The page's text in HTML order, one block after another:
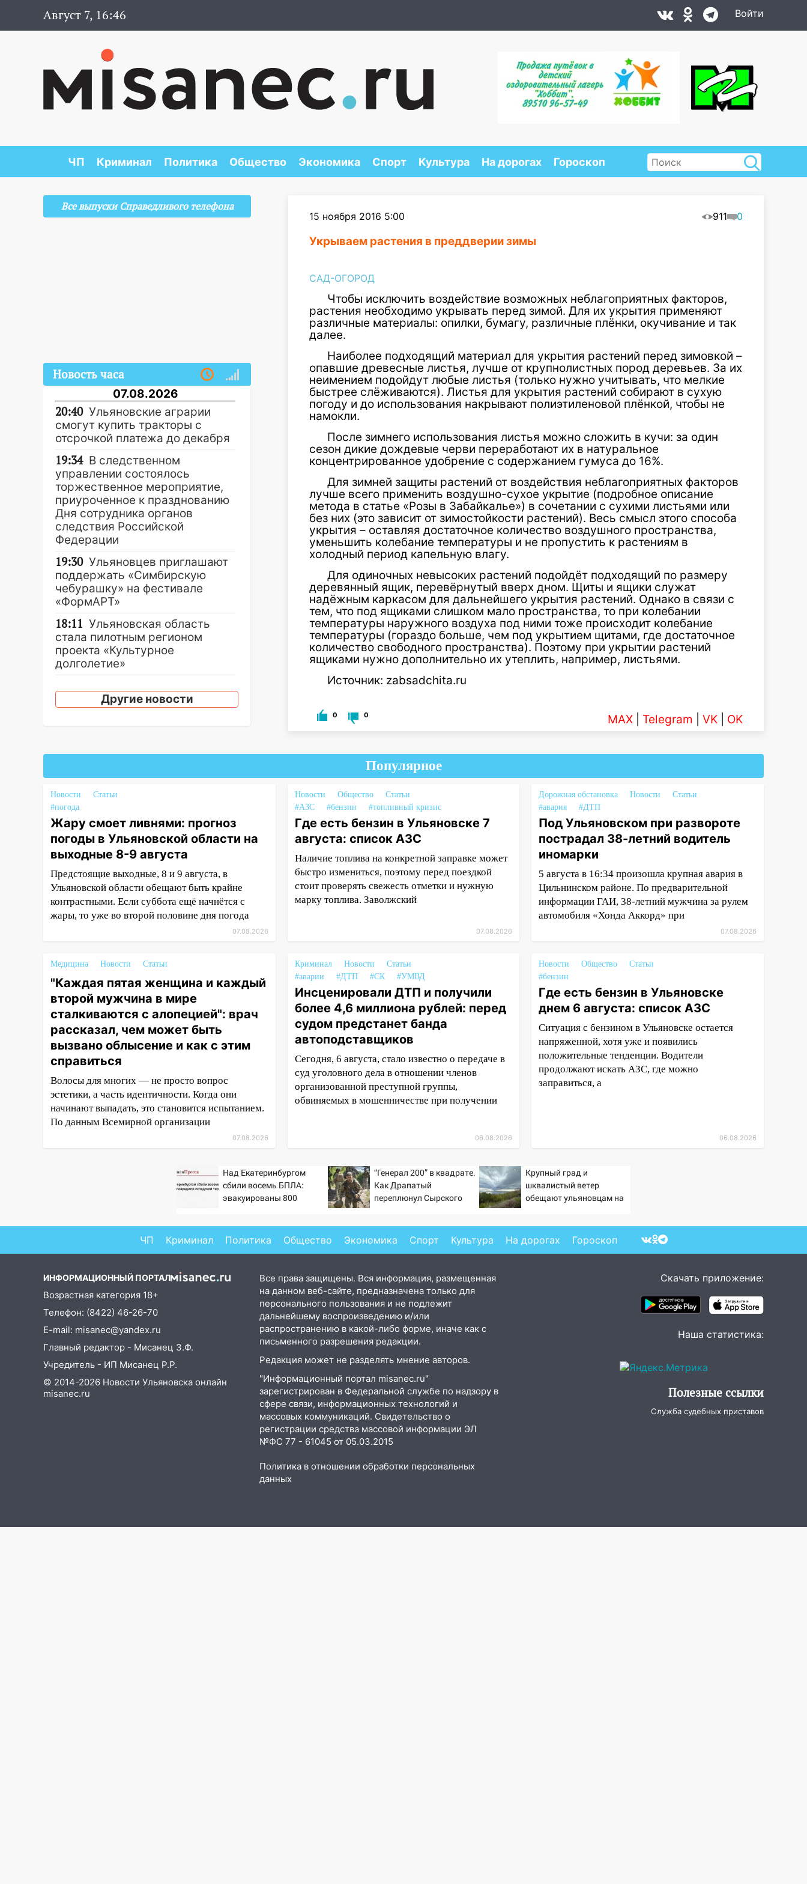
Август 7, 16:46 Войти
ЧП Криминал Политика Общество Экономика Спорт Культура На дорогах Гороскоп
15 ноября 2016 5:00 911 0
Укрываем растения в преддверии зимы
САД-ОГОРОД
Чтобы исключить воздействие возможных неблагоприятных факторов,
растения необходимо укрывать перед зимой. Для их укрытия применяют
различные материалы: опилки, бумагу, различные плёнки, окучивание и так
далее.
Наиболее подходящий материал для укрытия растений перед зимовкой –
опавшие древесные листья, лучше от крупнолистных пород деревьев. За их
неимением подойдут любые листья (только нужно учитывать, что мелкие
быстрее слёживаются). Листья для укрытия растений собирают в сухую
погоду и до использования накрывают полиэтиленовой плёнкой, чтобы не
намокли.
После зимнего использования листья можно сложить в кучи: за один
сезон дикие дождевые черви переработают их в натуральное
концентрированное удобрение с содержанием гумуса до 16%.
Для зимней защиты растений от воздействия неблагоприятных факторов
лучше всего применить воздушно-сухое укрытие (подробное описание
метода в статье «Розы в Забайкалье») в сочетании с сухими листьями или
без них (это зависит от зимостойкости растений). Весь смысл этого способа
укрытия – оставляя достаточное количество воздушного пространства,
уменьшить колебание температуры и не пропустить к растениям в
холодный период капельную влагу.
Для одиночных невысоких растений подойдёт подходящий по размеру
деревянный ящик, перевёрнутый вверх дном. Щиты и ящики служат
надёжным каркасом для дальнейшего укрытия растений. Однако в связи с
тем, что под ящиками слишком мало пространства, то при колебании
температуры наружного воздуха под ними тоже происходит колебание
температуры (гораздо больше, чем под укрытием щитами, где достаточное
количество свободного пространства). Поэтому при укрытии растений
ящиками нужно дополнительно их утеплить, например, листьями.
Источник: zabsadchita.ru
0 0 MAX Telegram VK OK
Все выпуски Справедливого телефона
Новость часа
07.08.2026
20:40 Ульяновские аграрии
смогут купить тракторы с
отсрочкой платежа до декабря
19:34 В следственном
управлении состоялось
торжественное мероприятие,
приуроченное к празднованию
Дня сотрудника органов
следствия Российской
Федерации
19:30 Ульяновцев приглашают
поддержать «Симбирскую
чебурашку» на фестивале
«ФормАРТ»
18:11 Ульяновская область
стала пилотным регионом
проекта «Культурное
долголетие»
Ульяновской областной
больницы поступили шесть
16:35
ещё девять бункеров для
крупногабаритного мусора
16:26 В Ульяновске бесплатно
покажут матч «Волги» под
открытым небом
16:12 В Ульяновском
госуниверситете разработают
15:47
Ульяновцы могут
вернуть деньги за абонементы
закрывшегося фитнес-клуба
«Рекорд-Fitness»
15:34 После вмешательства
прокуратуры в селах
Ульяновской области привели
в порядок детские площадки
15:27
Прокуратура проверяет
капремонт школы в селе
Кивать
обновили разметку на
пешеходных переходах
остановку автомобилей на 50-
метровом участке
пройдет большой фестиваль
«Наше время» с
мотофристайлом и концертом
«Мураками»
14:04
прогноз погоды в Ульяновской
области на выходные 8-9
августа
13:30
мужчина выбросил из машины
Другие новости
Популярное
Новости
Статьи
#погода
Жару смоет ливнями: прогноз
погоды в Ульяновской области на
выходные 8-9 августа
Предстоящие выходные, 8 и 9 августа, в
Ульяновской области обещают быть крайне
контрастными. Если суббота ещё начнётся с
жары, то уже во второй половине дня погода
07.08.2026
Новости Общество
Статьи
#АЗС
#бензин #топливный кризис
Где есть бензин в Ульяновске 7
августа: список АЗС
Наличие топлива на конкретной заправке может
быстро измениться, поэтому перед поездкой
стоит проверять свежесть отметки и нужную
марку топлива. Заволжский
07.08.2026
Дорожная обстановка Новости
Статьи
#авария
#ДТП
Под Ульяновском при развороте
пострадал 38-летний водитель
иномарки
5 августа в 16:34 произошла крупная авария в
Цильнинском районе. По предварительной
информации ГАИ, 38-летний мужчина за рулем
автомобиля «Хонда Аккорд» при
07.08.2026
Медицина Новости Статьи
"Каждая пятая женщина и каждый
второй мужчина в мире
сталкиваются с алопецией": врач
рассказал, чем может быть
вызвано облысение и как с этим
справиться
Волосы для многих — не просто вопрос
эстетики, а часть идентичности. Когда они
начинают выпадать, это становится испытанием.
По данным Всемирной организации
07.08.2026
Криминал Новости
Статьи
#аварии
#ДТП #СК #УМВД
Инсценировали ДТП и получили
более 4,6 миллиона рублей: перед
судом предстанет банда
автоподставщиков
Сегодня, 6 августа, стало известно о передаче в
суд уголовного дела в отношении членов
организованной преступной группы,
обвиняемых в мошенничестве при получении
06.08.2026
Новости Общество
Статьи
#бензин
Где есть бензин в Ульяновске
днем 6 августа: список АЗС
Ситуация с бензином в Ульяновске остается
напряженной, хотя уже и появились
положительные тенденции. Водители
продолжают искать АЗС, где можно
заправиться, а
06.08.2026
Над Екатеринбургом
сбили восемь БПЛА:
эвакуированы 800
“Генерал 200” в квадрате.
Как Драпатый
переплюнул Сырского
Крупный град и
шквалистый ветер
обещают ульяновцам на
ЧП Криминал Политика Общество Экономика Спорт Культура На дорогах Гороскоп
ИНФОРМАЦИОННЫЙ ПОРТАЛ
Возрастная категория 18+
Телефон: (8422) 46-26-70
E-mail: misanec@yandex.ru
Главный редактор - Мисанец З.Ф.
Учредитель - ИП Мисанец Р.Р.
© 2014-2026 Новости Ульяновска онлайн
misanec.ru
Все права защищены. Вся информация, размещенная
на данном веб-сайте, предназначена только для
персонального пользования и не подлежит
дальнейшему воспроизведению и/или
распространению в какой-либо форме, иначе как с
письменного разрешения редакции.
Редакция может не разделять мнение авторов.
"Информационный портал misanec.ru"
зарегистрирован в Федеральной службе по надзору в
сфере связи, информационных технологий и
массовых коммуникаций. Свидетельство о
регистрации средства массовой информации ЭЛ
№ФС 77 - 61045 от 05.03.2015
Политика в отношении обработки персональных
данных
Скачать приложение:
Наша статистика:
Полезные ссылки
Служба судебных приставов